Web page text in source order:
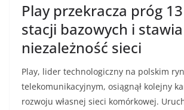
Play przekracza próg
stacji bazowych i
niezależność sieci
Play, lider technologiczny na polskim
telekomunikacyjnym, osiągnął kolejny
rozwoju własnej sieci komórkowej.